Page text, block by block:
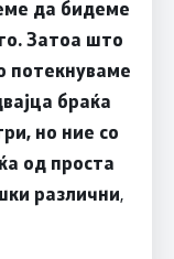
да бидеме
Затоа што
потекнуваме
браќа
но ние со
од проста
различни,